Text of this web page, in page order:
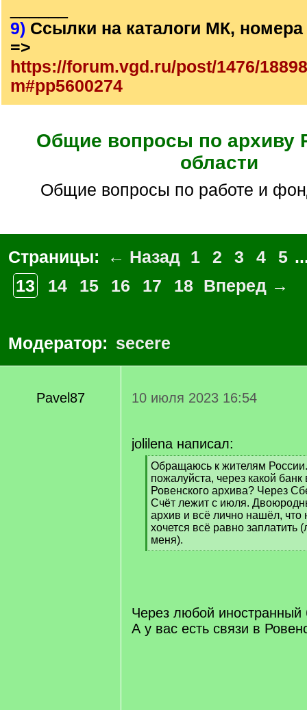
9) Ссылки на каталоги МК, номера
=>
https://forum.vgd.ru/post/1476/
m#pp5600274
Общие вопросы по архиву
области
Общие вопросы по работе и
Страницы: ← Назад 1 2 3 4 5
13
14 15 16 17 18 Вперед →
Модератор: secere
Pavel87 10 июля 2023 16:54
jolilena написал:
[
q
]
Обращаюсь к жителям
пожалуйста, через какой
Ровенского архива? Через
Счёт лежит с июля.
архив и всё лично нашёл,
хочется всё равно заплатить
меня).
[
Через любой иностранный
А у вас есть связи в